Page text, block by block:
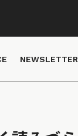
NEWSLETTER